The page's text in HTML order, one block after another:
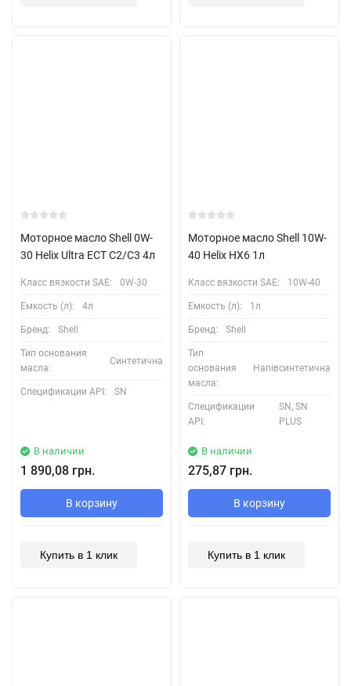
Моторное масло Shell 0W-
30 Helix Ultra ECT C2/C3 4л
Класс вязкости SAE: 0W-30
Емкость (л): 4л
Бренд: Shell
Тип основания
масла:
Синтетична
Спецификации API: SN
В наличии
1 890,08 грн.
В корзину
Купить в 1 клик
Моторное масло Shell 10W-
40 Helix HX6 1л
Класс вязкости SAE: 10W-40
Емкость (л): 1л
Бренд: Shell
Тип
основания
масла:
Напівсинтетична
Спецификации
API:
SN, SN
PLUS
В наличии
275,87 грн.
В корзину
Купить в 1 клик